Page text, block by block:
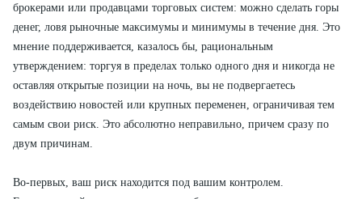
брокерами или продавцами торговых систем: мож­но сделать горы
денег, ловя рыночные максимумы и минимумы в течение дня. Это
мнение поддерживается, казалось бы, рациональным
утверждением: торгуя в пределах только одного дня и никогда не
оставляя открытые позиции на ночь, вы не подвергаетесь
воздействию новостей или крупных переменен, ограничивая тем
самым свои риск. Это абсолютно неправильно, причем сразу по
двум причинам.
Во-первых, ваш риск находится под вашим контролем.